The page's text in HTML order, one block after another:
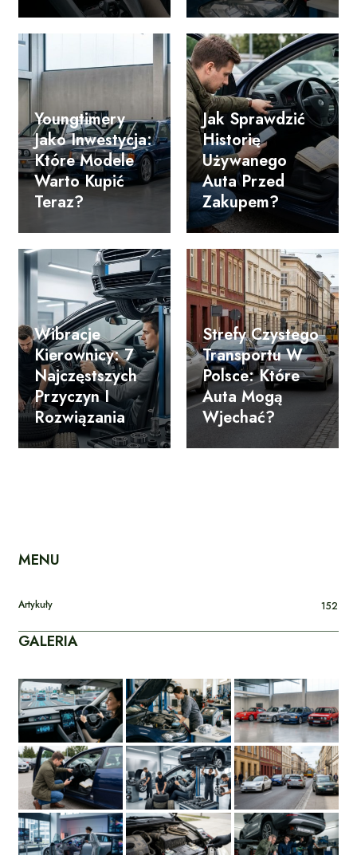
Youngtimery
Jako Inwestycja:
Które Modele
Warto Kupić
Teraz?
Jak Sprawdzić
Historię
Używanego
Auta Przed
Zakupem?
Wibracje
Kierownicy: 7
Najczęstszych
Przyczyn I
Rozwiązania
Strefy Czystego
Transportu W
Polsce: Które
Auta Mogą
Wjechać?
MENU
Artykuły 152
GALERIA